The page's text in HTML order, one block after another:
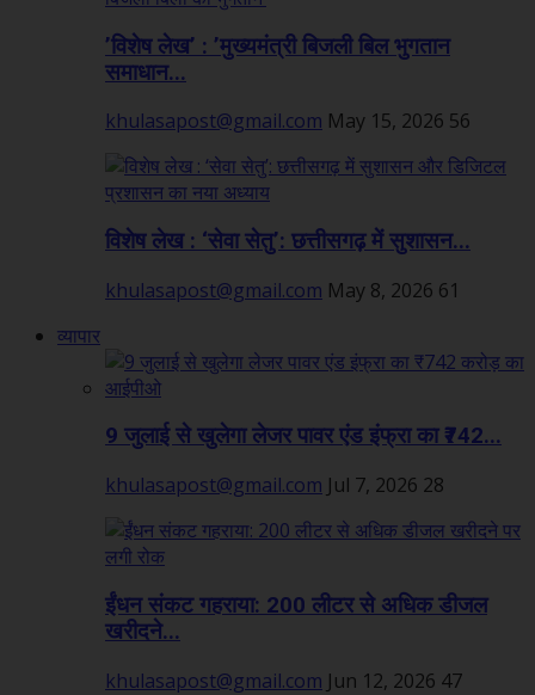
’विशेष लेख’ : ’मुख्यमंत्री बिजली बिल भुगतान
समाधान...
khulasapost@gmail.com May 15, 2026 56
विशेष लेख : ‘सेवा सेतु’: छत्तीसगढ़ में सुशासन...
khulasapost@gmail.com May 8, 2026 61
व्यापार
9 जुलाई से खुलेगा लेजर पावर एंड इंफ्रा का ₹742...
khulasapost@gmail.com Jul 7, 2026 28
ईंधन संकट गहराया: 200 लीटर से अधिक डीजल
खरीदने...
khulasapost@gmail.com Jun 12, 2026 47